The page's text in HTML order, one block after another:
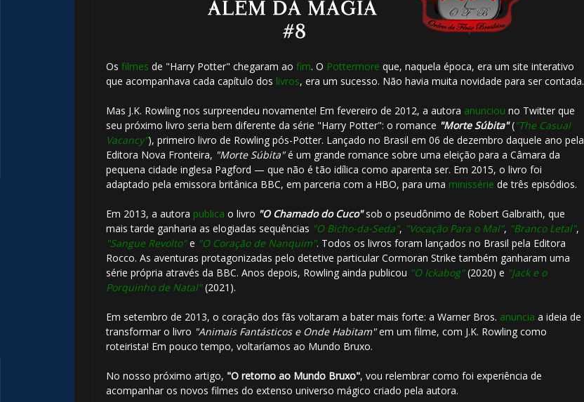
Os filmes de "Harry Potter" chegaram ao fim. O Pottermore que, naquela época, era um site interativo
que acompanhava cada capítulo dos livros, era um sucesso. Não havia muita novidade para ser contada.
Mas J.K. Rowling nos surpreendeu novamente! Em fevereiro de 2012, a autora anunciou no Twitter que
seu próximo livro seria bem diferente da série "Harry Potter": o romance "Morte Súbita"("The Casual
Vacancy"), primeiro livro de Rowling pós-Potter. Lançado no Brasil em 06 de dezembro daquele ano pela
Editora Nova Fronteira, "Morte Súbita"é um grande romance sobre uma eleição para a Câmara da
pequena cidade inglesa Pagford — que não é tão idílica como aparenta ser. Em 2015, o livro foi
adaptado pela emissora britânica BBC, em parceria com a HBO, para uma minissérie de três episódios.
Em 2013, a autora publica o livro "O Chamado do Cuco"sob o pseudônimo de Robert Galbraith, que
mais tarde ganharia as elogiadas sequências "O Bicho-da-Seda", "Vocação Para o Mal", "Branco Letal",
"Sangue Revolto"e "O Coração de Nanquim". Todos os livros foram lançados no Brasil pela Editora
Rocco. As aventuras protagonizadas pelo detetive particular Cormoran Strike também ganharam uma
série própria através da BBC. Anos depois, Rowling ainda publicou "O Ickabog"(2020) e "Jack e o
Porquinho de Natal"(2021).
Em setembro de 2013, o coração dos fãs voltaram a bater mais forte: a Warner Bros. anuncia a ideia de
transformar o livro "Animais Fantásticos e Onde Habitam"em um filme, com J.K. Rowling como
roteirista! Em pouco tempo, voltaríamos ao Mundo Bruxo.
No nosso próximo artigo, "O retorno ao Mundo Bruxo", vou relembrar como foi experiência de
acompanhar os novos filmes do extenso universo mágico criado pela autora.
🎂
⚡ 1️⃣ 8️⃣
1️⃣ 8️⃣
1️⃣ 8️⃣